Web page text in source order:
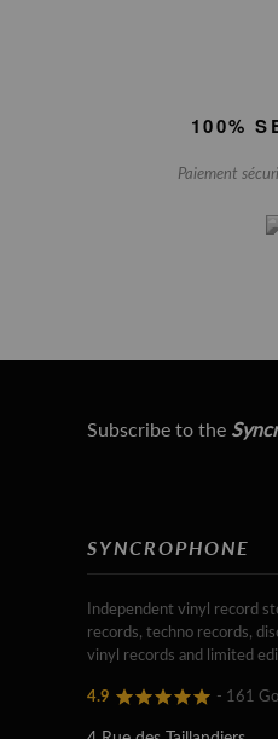
100%
Paiement
Subscribe to the
SYNCROPHONE
Independent vinyl record
records, techno records,
vinyl records and limited
4.9 - 161